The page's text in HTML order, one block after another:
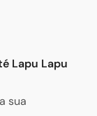
Lapu Lapu
sua